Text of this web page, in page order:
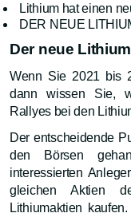
Lithium hat einen
DER NEUE
Der neue
Wenn Sie 2021 bis
dann wissen Sie,
Rallyes bei den
Der entscheidende
den Börsen
interessierten
gleichen Aktien
Lithiumaktien